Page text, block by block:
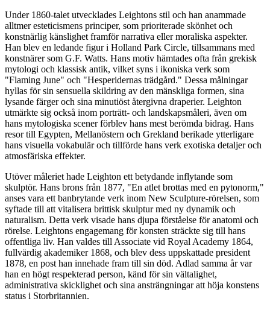
Under 1860-talet utvecklades Leightons stil och han anammade
alltmer esteticismens principer, som prioriterade skönhet och
konstnärlig känslighet framför narrativa eller moraliska aspekter.
Han blev en ledande figur i Holland Park Circle, tillsammans med
konstnärer som G.F. Watts. Hans motiv hämtades ofta från grekisk
mytologi och klassisk antik, vilket syns i ikoniska verk som
"Flaming June" och "Hesperidernas trädgård." Dessa målningar
hyllas för sin sensuella skildring av den mänskliga formen, sina
lysande färger och sina minutiöst återgivna draperier. Leighton
utmärkte sig också inom porträtt- och landskapsmåleri, även om
hans mytologiska scener förblev hans mest berömda bidrag. Hans
resor till Egypten, Mellanöstern och Grekland berikade ytterligare
hans visuella vokabulär och tillförde hans verk exotiska detaljer och
atmosfäriska effekter.
Utöver måleriet hade Leighton ett betydande inflytande som
skulptör. Hans brons från 1877, "En atlet brottas med en pytonorm,"
anses vara ett banbrytande verk inom New Sculpture-rörelsen, som
syftade till att vitalisera brittisk skulptur med ny dynamik och
naturalism. Detta verk visade hans djupa förståelse för anatomi och
rörelse. Leightons engagemang för konsten sträckte sig till hans
offentliga liv. Han valdes till Associate vid Royal Academy 1864,
fullvärdig akademiker 1868, och blev dess uppskattade president
1878, en post han innehade fram till sin död. Adlad samma år var
han en högt respekterad person, känd för sin vältalighet,
administrativa skicklighet och sina ansträngningar att höja konstens
status i Storbritannien.